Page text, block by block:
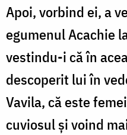
Apoi, vorbind ei, a
egumenul Acachie
vestindu-i că în
descoperit lui în
Vavila, că este
cuviosul și voind